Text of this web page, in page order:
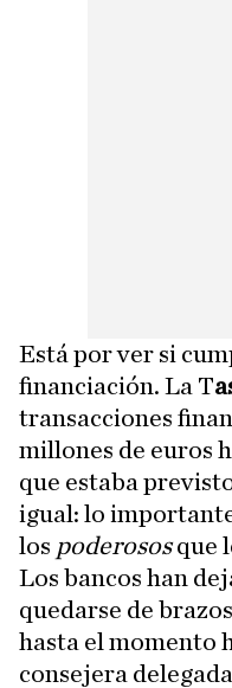
Está por ver si
financiación. La T
transacciones
millones de euros
que estaba
igual: lo
los poderososque
Los bancos han
quedarse de
hasta el momento
consejera